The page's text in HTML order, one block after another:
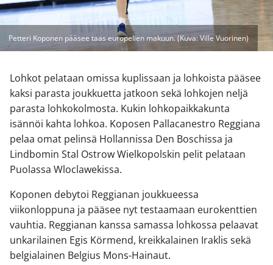
Petteri Koponen pääsee taas europelien makuun. (Kuva: Ville Vuorinen)
Lohkot pelataan omissa kuplissaan ja lohkoista pääsee
kaksi parasta joukkuetta jatkoon sekä lohkojen neljä
parasta lohkokolmosta. Kukin lohkopaikkakunta
isännöi kahta lohkoa. Koposen Pallacanestro Reggiana
pelaa omat pelinsä Hollannissa Den Boschissa ja
Lindbomin Stal Ostrow Wielkopolskin pelit pelataan
Puolassa Wloclawekissa.
Koponen debytoi Reggianan joukkueessa
viikonloppuna ja pääsee nyt testaamaan eurokenttien
vauhtia. Reggianan kanssa samassa lohkossa pelaavat
unkarilainen Egis Körmend, kreikkalainen Iraklis sekä
belgialainen Belgius Mons-Hainaut.